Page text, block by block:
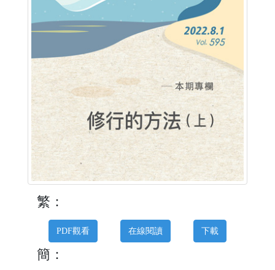
繁：
PDF觀看 在線閱讀 下載
簡：